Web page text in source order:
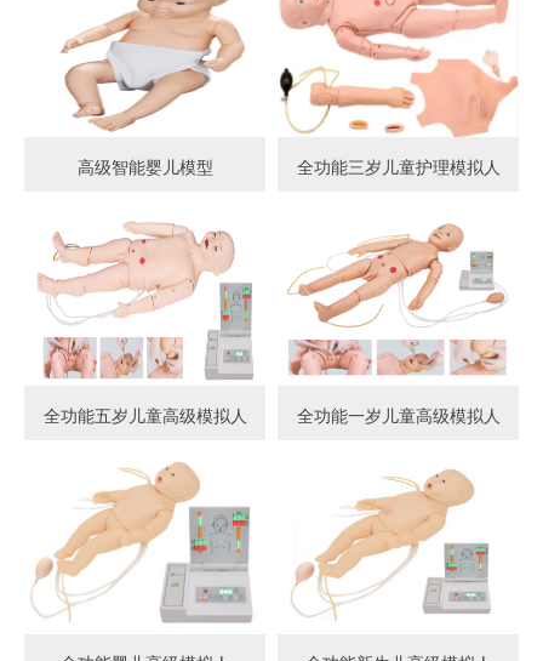
高级智能婴儿模型 全功能三岁儿童护理模拟人
全功能五岁儿童高级模拟人 全功能一岁儿童高级模拟人